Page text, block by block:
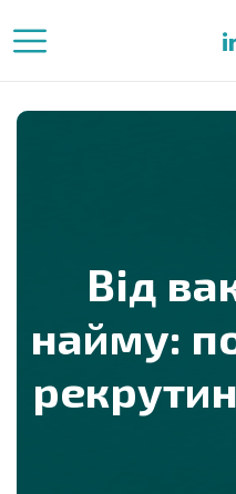
Від
найму: